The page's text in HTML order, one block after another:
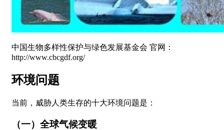
中国生物多样性保护与绿色发展基金会 官网：
http://www.cbcgdf.org/
环境问题
当前，威胁人类生存的十大环境问题是：
（一）全球气候变暖